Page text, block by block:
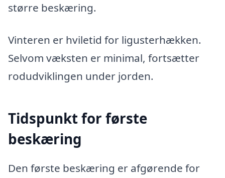
større beskæring.
Vinteren er hviletid for ligusterhækken.
Selvom væksten er minimal, fortsætter
rodudviklingen under jorden.
Tidspunkt for første
beskæring
Den første beskæring er afgørende for